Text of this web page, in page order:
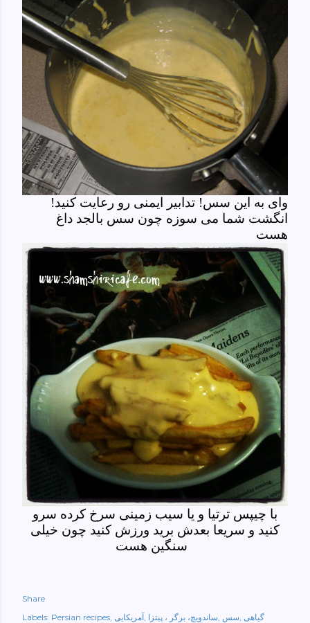
وای به این سس! تدابیر ایمنی رو رعایت کنید!
انگشت شما می سوزه چون سس بالجد داغ
هست
با چیپس ترتیا و یا سیب زمینی سرخ کرده سرو
کنید و سریعا بعدش برید ورزش کنید چون خیلی
Share
Labels: Persian recipes آمریکایی ساندویچ، برگر ، پیتزا سس گیاهی